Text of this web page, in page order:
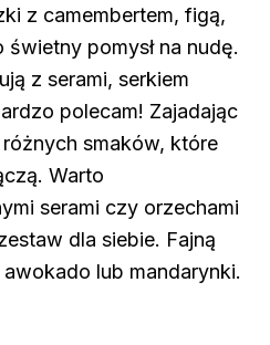
z camembertem, figą,
pomysł na nudę.
z serami, serkiem
polecam! Zajadając
smaków, które
Warto
serami czy orzechami
dla siebie. Fajną
lub mandarynki.